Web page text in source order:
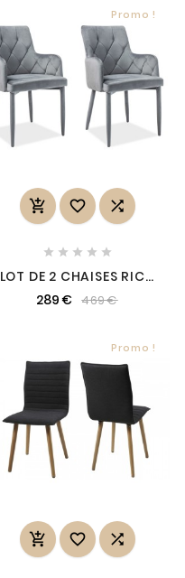
Promo !
  
    
LOT DE 2 CHAISES RICA
QUALITÉ, COULEUR
289 € 469 €
Promo !
  